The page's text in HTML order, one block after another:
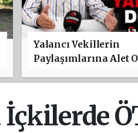
Yalancı Vekillerin
Paylaşımlarına Alet